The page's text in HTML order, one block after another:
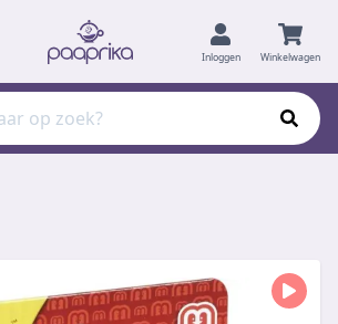
Inloggen Winkelwagen